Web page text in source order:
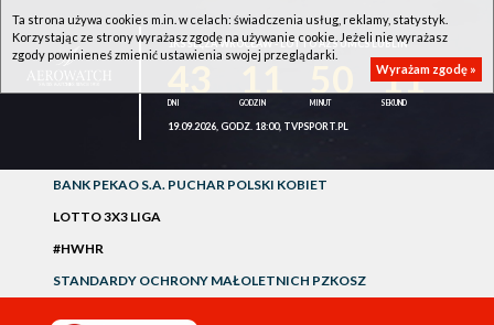
1KS ŚLĘZA WROCŁAW - LOTTO AZS UMCS LUBLIN
11
19.09.2026, GODZ. 18:00, TVPSPORT.PL
BANK PEKAO S.A. PUCHAR POLSKI KOBIET
LOTTO 3X3 LIGA
#HWHR
STANDARDY OCHRONY MAŁOLETNICH PZKOSZ
Ta strona używa cookies m.in. w celach: świadczenia usług, reklamy, statystyk.
Korzystając ze strony wyrażasz zgodę na używanie cookie. Jeżeli nie wyrażasz
zgody powinieneś zmienić ustawienia swojej przeglądarki.
Wyrażam zgodę »